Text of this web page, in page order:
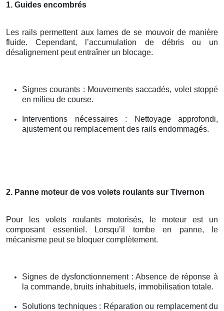
1. Guides encombrés
Les rails permettent aux lames de se mouvoir de manière
fluide. Cependant, l’accumulation de débris ou un
désalignement peut entraîner un blocage.
Signes courants : Mouvements saccadés, volet stoppé
en milieu de course.
Interventions nécessaires : Nettoyage approfondi,
ajustement ou remplacement des rails endommagés.
2. Panne moteur de vos volets roulants sur Tivernon
Pour les volets roulants motorisés, le moteur est un
composant essentiel. Lorsqu’il tombe en panne, le
mécanisme peut se bloquer complètement.
Signes de dysfonctionnement : Absence de réponse à
la commande, bruits inhabituels, immobilisation totale.
Solutions techniques : Réparation ou remplacement du